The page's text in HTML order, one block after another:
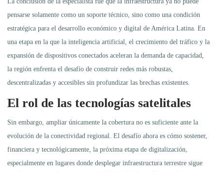
pensarse solamente como un soporte técnico, sino como una condición
estratégica para el desarrollo económico y digital de América Latina. En
una etapa en la que la inteligencia artificial, el crecimiento del tráfico y la
expansión de dispositivos conectados aceleran la demanda de capacidad,
la región enfrenta el desafío de construir redes más robustas,
descentralizadas y accesibles sin profundizar las brechas existentes.
El rol de las tecnologías satelitales
Sin embargo, ampliar únicamente la cobertura no es suficiente ante la
evolución de la conectividad regional. El desafío ahora es cómo sostener,
financiera y tecnológicamente, la próxima etapa de digitalización,
especialmente en lugares donde desplegar infraestructura terrestre sigue